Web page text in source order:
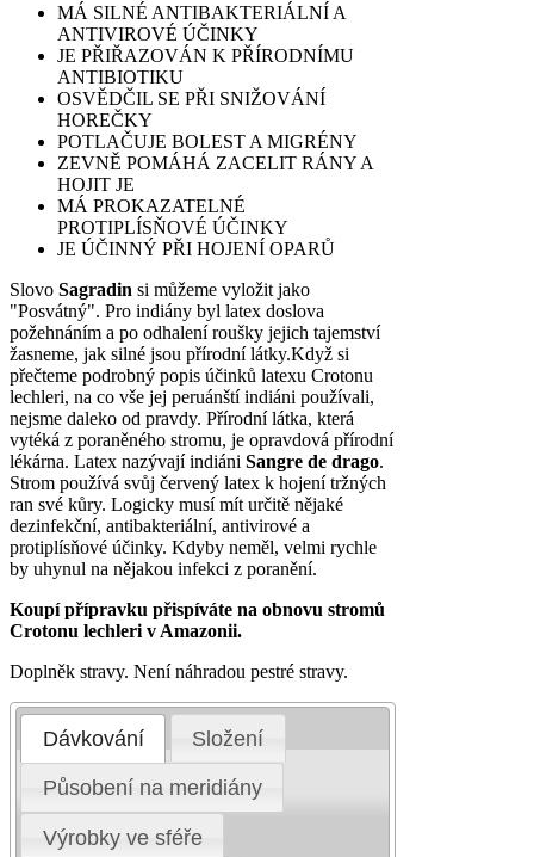
MÁ SILNÉ ANTIBAKTERIÁLNÍ A
ANTIVIROVÉ ÚČINKY
JE PŘIŘAZOVÁN K PŘÍRODNÍMU
ANTIBIOTIKU
OSVĚDČIL SE PŘI SNIŽOVÁNÍ
HOREČKY
POTLAČUJE BOLEST A MIGRÉNY
ZEVNĚ POMÁHÁ ZACELIT RÁNY A
HOJIT JE
MÁ PROKAZATELNÉ
PROTIPLÍSŇOVÉ ÚČINKY
JE ÚČINNÝ PŘI HOJENÍ OPARŮ
Slovo Sagradin si můžeme vyložit jako
"Posvátný". Pro indiány byl latex doslova
požehnáním a po odhalení roušky jejich tajemství
žasneme, jak silné jsou přírodní látky.Když si
přečteme podrobný popis účinků latexu Crotonu
lechleri, na co vše jej peruánští indiáni používali,
nejsme daleko od pravdy. Přírodní látka, která
vytéká z poraněného stromu, je opravdová přírodní
lékárna. Latex nazývají indiáni Sangre de drago.
Strom používá svůj červený latex k hojení tržných
ran své kůry. Logicky musí mít určitě nějaké
dezinfekční, antibakteriální, antivirové a
protiplísňové účinky. Kdyby neměl, velmi rychle
by uhynul na nějakou infekci z poranění.
Koupí přípravku přispíváte na obnovu stromů
Crotonu lechleri v Amazonii.
Doplněk stravy. Není náhradou pestré stravy.
Dávkování Složení
Působení na meridiány
Výrobky ve sféře